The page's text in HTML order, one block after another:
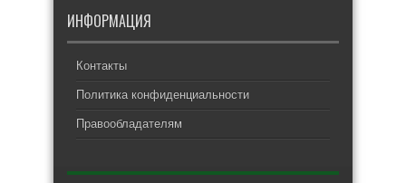
ИНФОРМАЦИЯ
Контакты
Политика конфиденциальности
Правообладателям